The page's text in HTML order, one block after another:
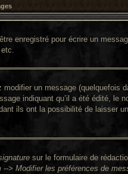
enregistré pour écrire un
un message (quelquefois
indiquant qu’il a été édité, le
ils ont la possibilité de laisser
sur le formulaire de
--> Modifier les préférences de